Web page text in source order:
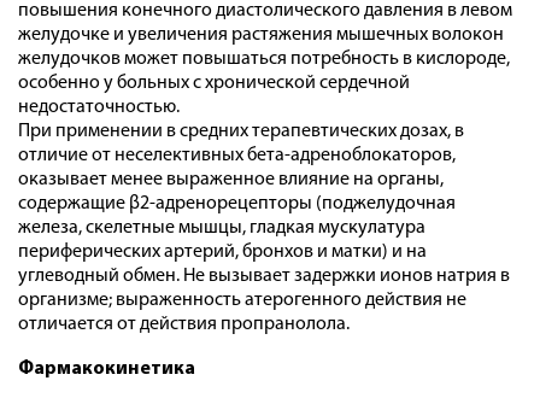
повышения конечного диастолического давления в левом
желудочке и увеличения растяжения мышечных волокон
желудочков может повышаться потребность в кислороде,
особенно у больных с хронической сердечной
недостаточностью.
При применении в средних терапевтических дозах, в
отличие от неселективных бета-адреноблокаторов,
оказывает менее выраженное влияние на органы,
содержащие β2-адренорецепторы (поджелудочная
железа, скелетные мышцы, гладкая мускулатура
периферических артерий, бронхов и матки) и на
углеводный обмен. Не вызывает задержки ионов натрия в
организме; выраженность атерогенного действия не
отличается от действия пропранолола.
Фармакокинетика